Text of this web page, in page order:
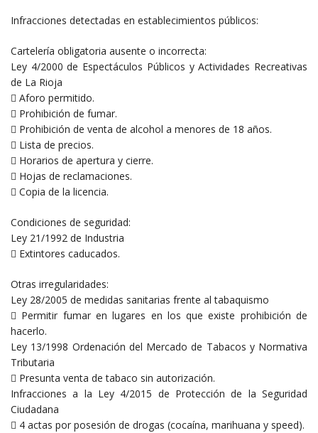
Infracciones detectadas en establecimientos públicos:
Cartelería obligatoria ausente o incorrecta:
Ley 4/2000 de Espectáculos Públicos y Actividades Recreativas
de La Rioja
 Aforo permitido.
 Prohibición de fumar.
 Prohibición de venta de alcohol a menores de 18 años.
 Lista de precios.
 Horarios de apertura y cierre.
 Hojas de reclamaciones.
 Copia de la licencia.
Condiciones de seguridad:
Ley 21/1992 de Industria
 Extintores caducados.
Otras irregularidades:
Ley 28/2005 de medidas sanitarias frente al tabaquismo
 Permitir fumar en lugares en los que existe prohibición de
hacerlo.
Ley 13/1998 Ordenación del Mercado de Tabacos y Normativa
Tributaria
 Presunta venta de tabaco sin autorización.
Infracciones a la Ley 4/2015 de Protección de la Seguridad
Ciudadana
 4 actas por posesión de drogas (cocaína, marihuana y speed).